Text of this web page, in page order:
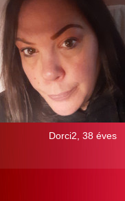
Dorci2, 38 éves